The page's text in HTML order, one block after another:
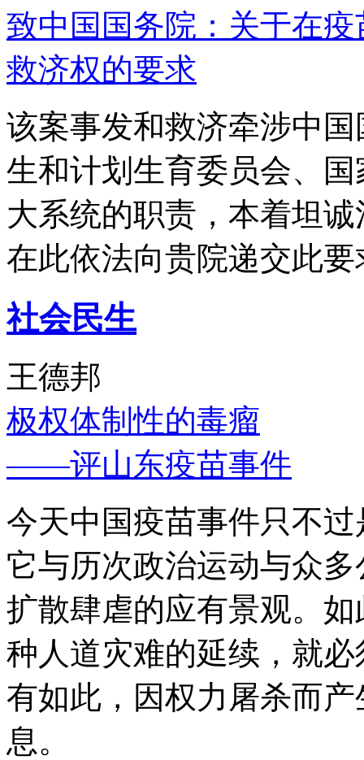
致中国国务院：关于在
救济权的要求
该案事发和救济牵涉中
生和计划生育委员会、
大系统的职责，本着坦
在此依法向贵院递交此要
社会民生
王德邦
极权体制性的毒瘤
——评山东疫苗事件
今天中国疫苗事件只不
它与历次政治运动与众
扩散肆虐的应有景观。
种人道灾难的延续，就
有如此，因权力屠杀而
息。